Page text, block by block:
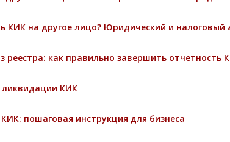
КИК на другое лицо? Юридический и налоговый
реестра: как правильно завершить отчетность
ликвидации КИК
пошаговая инструкция для бизнеса